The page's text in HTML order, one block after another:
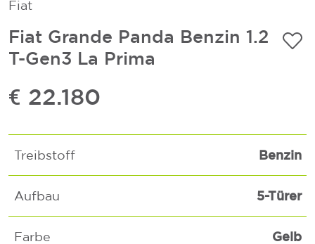
Fiat
Fiat Grande Panda Benzin 1.2
T-Gen3 La Prima
€ 22.180
Treibstoff Benzin
Aufbau 5-Türer
Farbe Gelb